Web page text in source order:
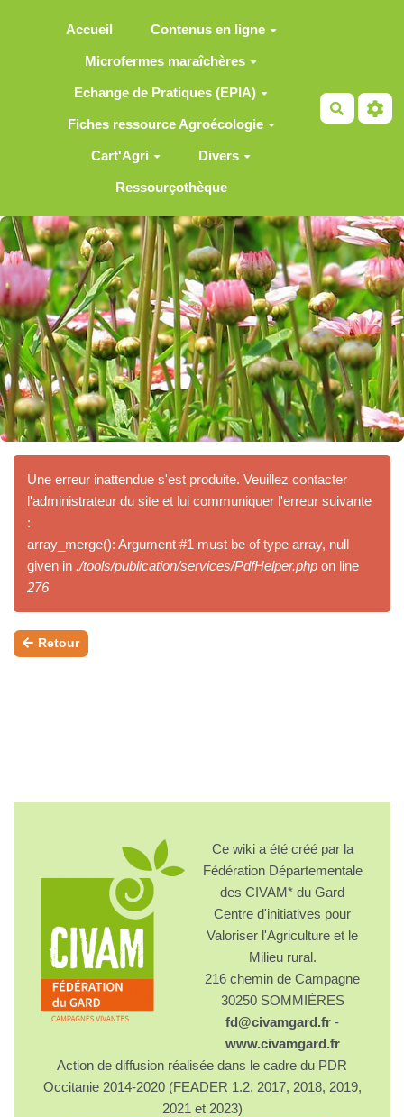
Accueil Contenus en ligne
Microfermes maraîchères
Echange de Pratiques (EPIA)
Fiches ressource Agroécologie
Cart'Agri Divers
Ressourçothèque
Une erreur inattendue s'est produite. Veuillez contacter
l'administrateur du site et lui communiquer l'erreur suivante
:
array_merge(): Argument #1 must be of type array, null
given in ./tools/publication/services/PdfHelper.php on line
276
Retour
Ce wiki a été créé par la
Fédération Départementale
des CIVAM* du Gard
Centre d'initiatives pour
Valoriser l'Agriculture et le
Milieu rural.
216 chemin de Campagne
30250 SOMMIÈRES
fd@civamgard.fr -
www.civamgard.fr
Action de diffusion réalisée dans le cadre du PDR
Occitanie 2014-2020 (FEADER 1.2. 2017, 2018, 2019,
2021 et 2023)